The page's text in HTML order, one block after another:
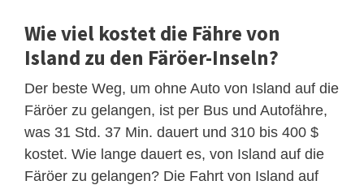
Wie viel kostet die Fähre von
Island zu den Färöer-Inseln?
Der beste Weg, um ohne Auto von Island auf die
Färöer zu gelangen, ist per Bus und Autofähre,
was 31 Std. 37 Min. dauert und 310 bis 400 $
kostet. Wie lange dauert es, von Island auf die
Färöer zu gelangen? Die Fahrt von Island auf